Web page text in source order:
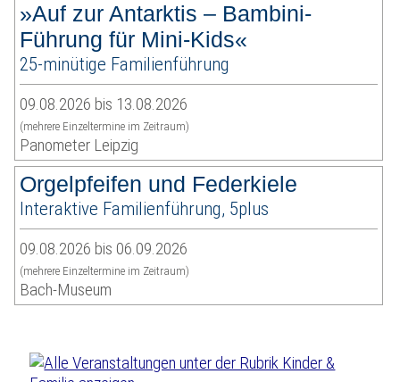
»Auf zur Antarktis – Bambini-
Führung für Mini-Kids«
25-minütige Familienführung
09.08.2026 bis 13.08.2026
(mehrere Einzeltermine im Zeitraum)
Panometer Leipzig
Orgelpfeifen und Federkiele
Interaktive Familienführung, 5plus
09.08.2026 bis 06.09.2026
(mehrere Einzeltermine im Zeitraum)
Bach-Museum